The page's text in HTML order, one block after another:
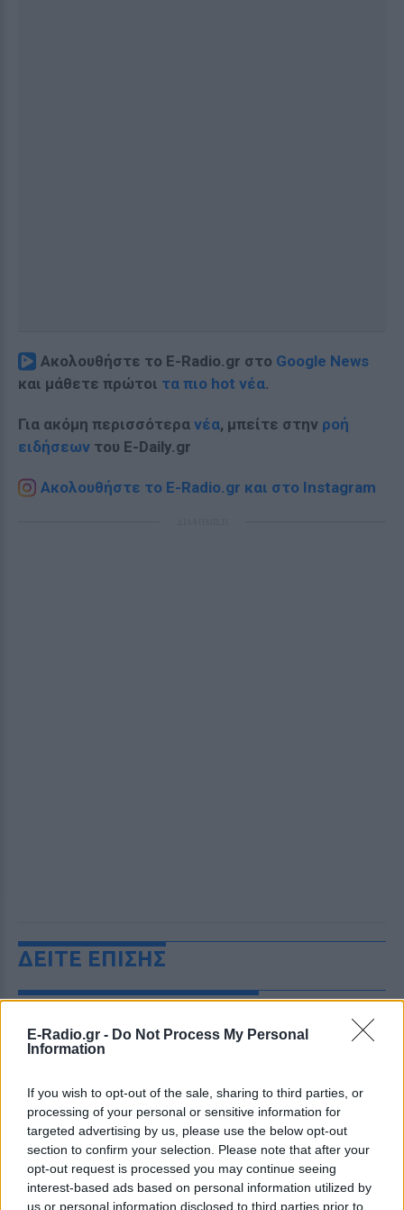
E-Radio.gr - Do Not Process My Personal
Information
If you wish to opt-out of the sale, sharing to third parties, or
processing of your personal or sensitive information for
targeted advertising by us, please use the below opt-out
section to confirm your selection. Please note that after your
opt-out request is processed you may continue seeing
interest-based ads based on personal information utilized by
us or personal information disclosed to third parties prior to
Ακολουθήστε το E-Radio.gr στο Google News
και μάθετε πρώτοι τα πιο hot νέα.
Για ακόμη περισσότερα νέα, μπείτε στην ροή
ειδήσεων του E-Daily.gr
Ακολουθήστε το E-Radio.gr και στο Instagram
ΔΕΙΤΕ ΕΠΙΣΗΣ
ΣΤΗΝ ΙΔΙΑ ΚΑΤΗΓΟΡΙΑ
Ο Τραμπ έτρεξε πίσω από
Βέγκας: «Φοβήθηκα ότι θα
έπεφτε όπως ο Μπάιντεν»,
δείτε βίντεο
ΠΡΙΝ 10 ΏΡΕΣ
Μια από τις επικότερες τούμπες του Τζο
Μπάιντεν ήταν στη σκηνή εκδήλωση της
αμερικανικής Σχολής Ικάρων